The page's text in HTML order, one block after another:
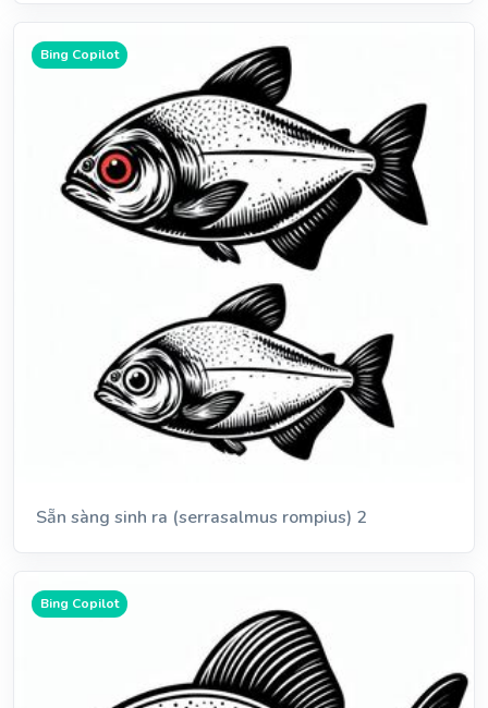
Bing Copilot
Sẵn sàng sinh ra (serrasalmus rompius) 2
Bing Copilot